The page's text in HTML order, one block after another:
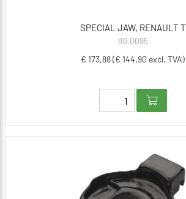
SPECIAL JAW, RENAULT T
90.0095
€ 173,88 (€ 144,90 excl. TVA)